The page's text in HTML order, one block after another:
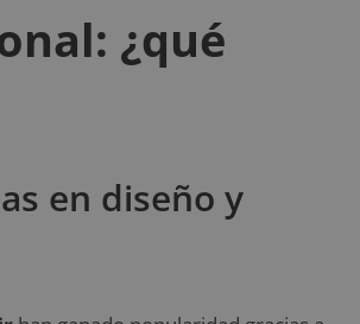
¿qué
en diseño y